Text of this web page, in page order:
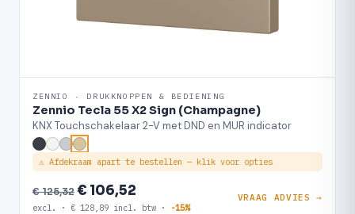
ZENNIO · DRUKKNOPPEN & BEDIENING
Zennio Tecla 55 X2 Sign (Champagne)
KNX Touchschakelaar 2-V met DND en MUR indicator
⚠ Afdekraam apart te bestellen — klik voor opties
€ 125,32€ 106,52
excl. · € 128,89 incl. btw · -15%
VRAAG ADVIES →